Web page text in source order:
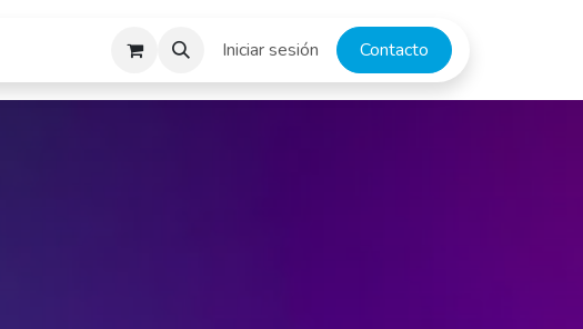
Descargas Iniciar sesión ​​​​​C​o​n​ta​ct​o